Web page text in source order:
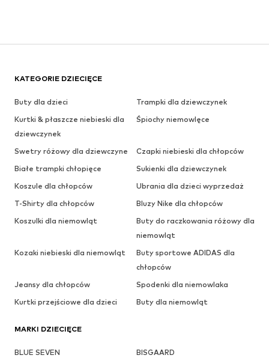
KATEGORIE DZIECIĘCE
Buty dla dzieci
Trampki dla dziewczynek
Kurtki & płaszcze niebieski dla
dziewczynek
Śpiochy niemowlęce
Swetry różowy dla dziewczyne
Czapki niebieski dla chłopców
Białe trampki chłopięce
Sukienki dla dziewczynek
Koszule dla chłopców
Ubrania dla dzieci wyprzedaż
T-Shirty dla chłopców
Bluzy Nike dla chłopców
Koszulki dla niemowląt
Buty do raczkowania różowy dla
niemowląt
Kozaki niebieski dla niemowląt
Buty sportowe ADIDAS dla
chłopców
Jeansy dla chłopców
Spodenki dla niemowlaka
Kurtki przejściowe dla dzieci
Buty dla niemowląt
MARKI DZIECIĘCE
BLUE SEVEN
BISGAARD